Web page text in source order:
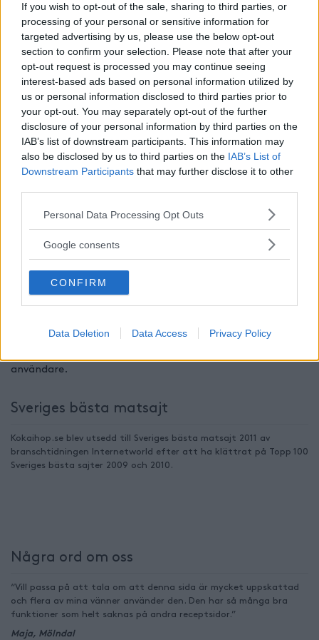
If you wish to opt-out of the sale, sharing to third parties, or
processing of your personal or sensitive information for
targeted advertising by us, please use the below opt-out
section to confirm your selection. Please note that after your
opt-out request is processed you may continue seeing
interest-based ads based on personal information utilized by
us or personal information disclosed to third parties prior to
your opt-out. You may separately opt-out of the further
disclosure of your personal information by third parties on the
IAB’s list of downstream participants. This information may
also be disclosed by us to third parties on the IAB’s List of
Downstream Participants that may further disclose it to other
Please note that this website/app uses one or more Google
not limited to your visit or usage behaviour. You may click to
use your data for below specified purposes in below Google
consent section.
Personal Data Processing Opt Outs
Google consents
CONFIRM
Data Deletion Data Access Privacy Policy
Varje enskild användare ansvarar själv för det innehåll
man lägger upp och delar på Kokaihop.se samt att
innehållet inte bryter mot lagen.
Kokaihop.se tar inget ansvar för eventuella kostnader
eller konsekvenser till följd av upphovsrättsbrott som
begås av sajtens medlemmar. Ansvaret ligger på varje
enskild användare att säkerställa att man har rätt att
använda det innehåll man lägger upp och delar på
kokaihop.se samt att innehållet inte bryter mot lagen.
I de fall vi upptäcker innehåll som publicerats på
Kokaihop.se utan ett uttalat godkännande från
upphovsmannen kommer vi utan undantag att ta bort det
innehållet.
hemma på sajten Kokaihop.se förbehåller vi oss rätten
användare.
Sveriges bästa matsajt
Kokaihop.se blev utsedd till Sveriges bästa matsajt 2011 av
branschtidningen Internetworld efter att ha klättrat på Topp 100
Sveriges bästa sajter 2009 och 2010.
Några ord om oss
“Vill passa på att tala om att denna sida är mycket uppskattad
och flera av mina vänner använder den. Den har så många bra
funktioner som helt saknas på andra receptsidor.”
Maja, Mölndal